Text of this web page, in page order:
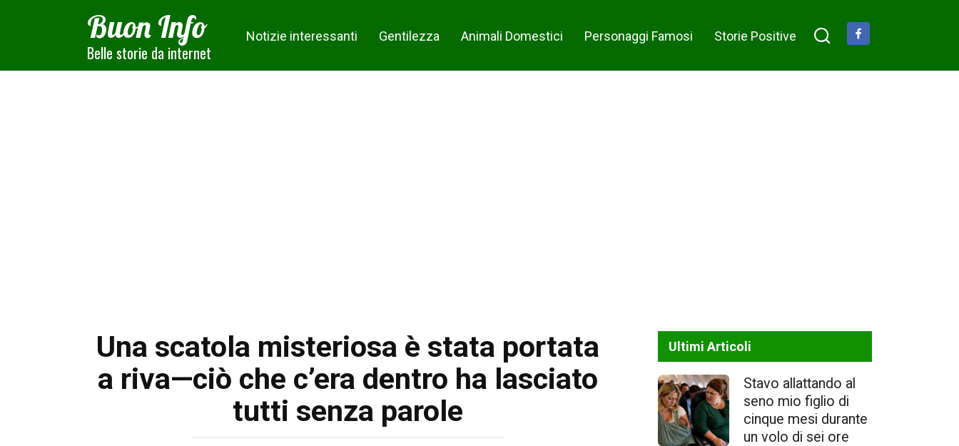
Buon Info
Belle storie da internet
Notizie interessanti Gentilezza Animali Domestici Personaggi Famosi Storie Positive
Una scatola misteriosa è stata portata
a riva—ciò che c’era dentro ha lasciato
tutti senza parole
Ultimi Articoli
Stavo allattando al
seno mio figlio di
cinque mesi durante
un volo di sei ore